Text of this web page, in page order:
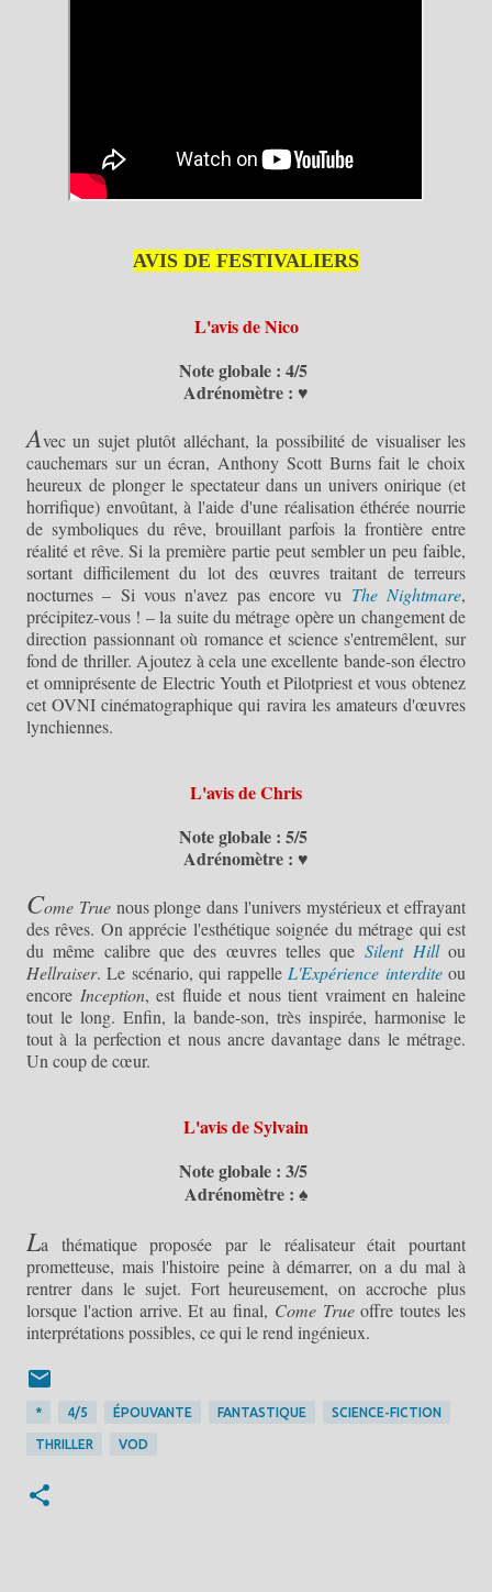
AVIS DE FESTIVALIERS
L'avis de Nico
Note globale : 4/5
Adrénomètre : ♥
Avec un sujet plutôt alléchant, la possibilité de visualiser les
cauchemars sur un écran, Anthony Scott Burns fait le choix
heureux de plonger le spectateur dans un univers onirique (et
horrifique) envoûtant, à l'aide d'une réalisation éthérée nourrie
de symboliques du rêve, brouillant parfois la frontière entre
réalité et rêve. Si la première partie peut sembler un peu faible,
sortant difficilement du lot des œuvres traitant de terreurs
nocturnes – Si vous n'avez pas encore vu The Nightmare,
précipitez-vous ! – la suite du métrage opère un changement de
direction passionnant où romance et science s'entremêlent, sur
fond de thriller. Ajoutez à cela une excellente bande-son électro
et omniprésente de Electric Youth et Pilotpriest et vous obtenez
cet OVNI cinématographique qui ravira les amateurs d'œuvres
lynchiennes.
L'avis de Chris
Note globale : 5/5
Adrénomètre : ♥
Come Truenous plonge dans l'univers mystérieux et effrayant
des rêves. On apprécie l'esthétique soignée du métrage qui est
du même calibre que des œuvres telles queSilent Hillou
Hellraiser. Le scénario, qui rappelle L'Expérience interditeou
encore Inception, est fluide et nous tient vraiment en haleine
tout le long. Enfin, la bande-son, très inspirée, harmonise le
tout à la perfection et nous ancre davantage dans le métrage.
Un coup de cœur.
L'avis de Sylvain
Note globale : 3/5
Adrénomètre : ♠
La thématique proposée par le réalisateur était pourtant
prometteuse, mais l'histoire peine à démarrer, on a du mal à
rentrer dans le sujet. Fort heureusement, on accroche plus
lorsque l'action arrive. Et au final, Come Trueoffre toutes les
interprétations possibles, ce qui le rend ingénieux.
* 4/5 ÉPOUVANTE FANTASTIQUE SCIENCE-FICTION
THRILLER VOD